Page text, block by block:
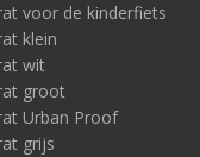
voor de kinderfiets
klein
wit
groot
Urban Proof
grijs